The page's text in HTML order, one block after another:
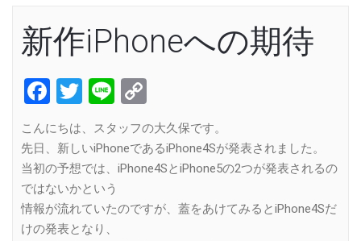
新作iPhoneへの期待
Facebook
Twitter
Line
Link
こんにちは、スタッフの大久保です。
先日、新しいiPhoneであるiPhone4Sが発表されました。
当初の予想では、iPhone4SとiPhone5の2つが発表されるの
ではないかという
情報が流れていたのですが、蓋をあけてみるとiPhone4Sだ
けの発表となり、